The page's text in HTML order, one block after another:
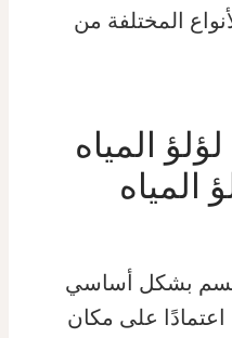
المختلفة من
المياه
المياه
بشكل أساسي
على مكان